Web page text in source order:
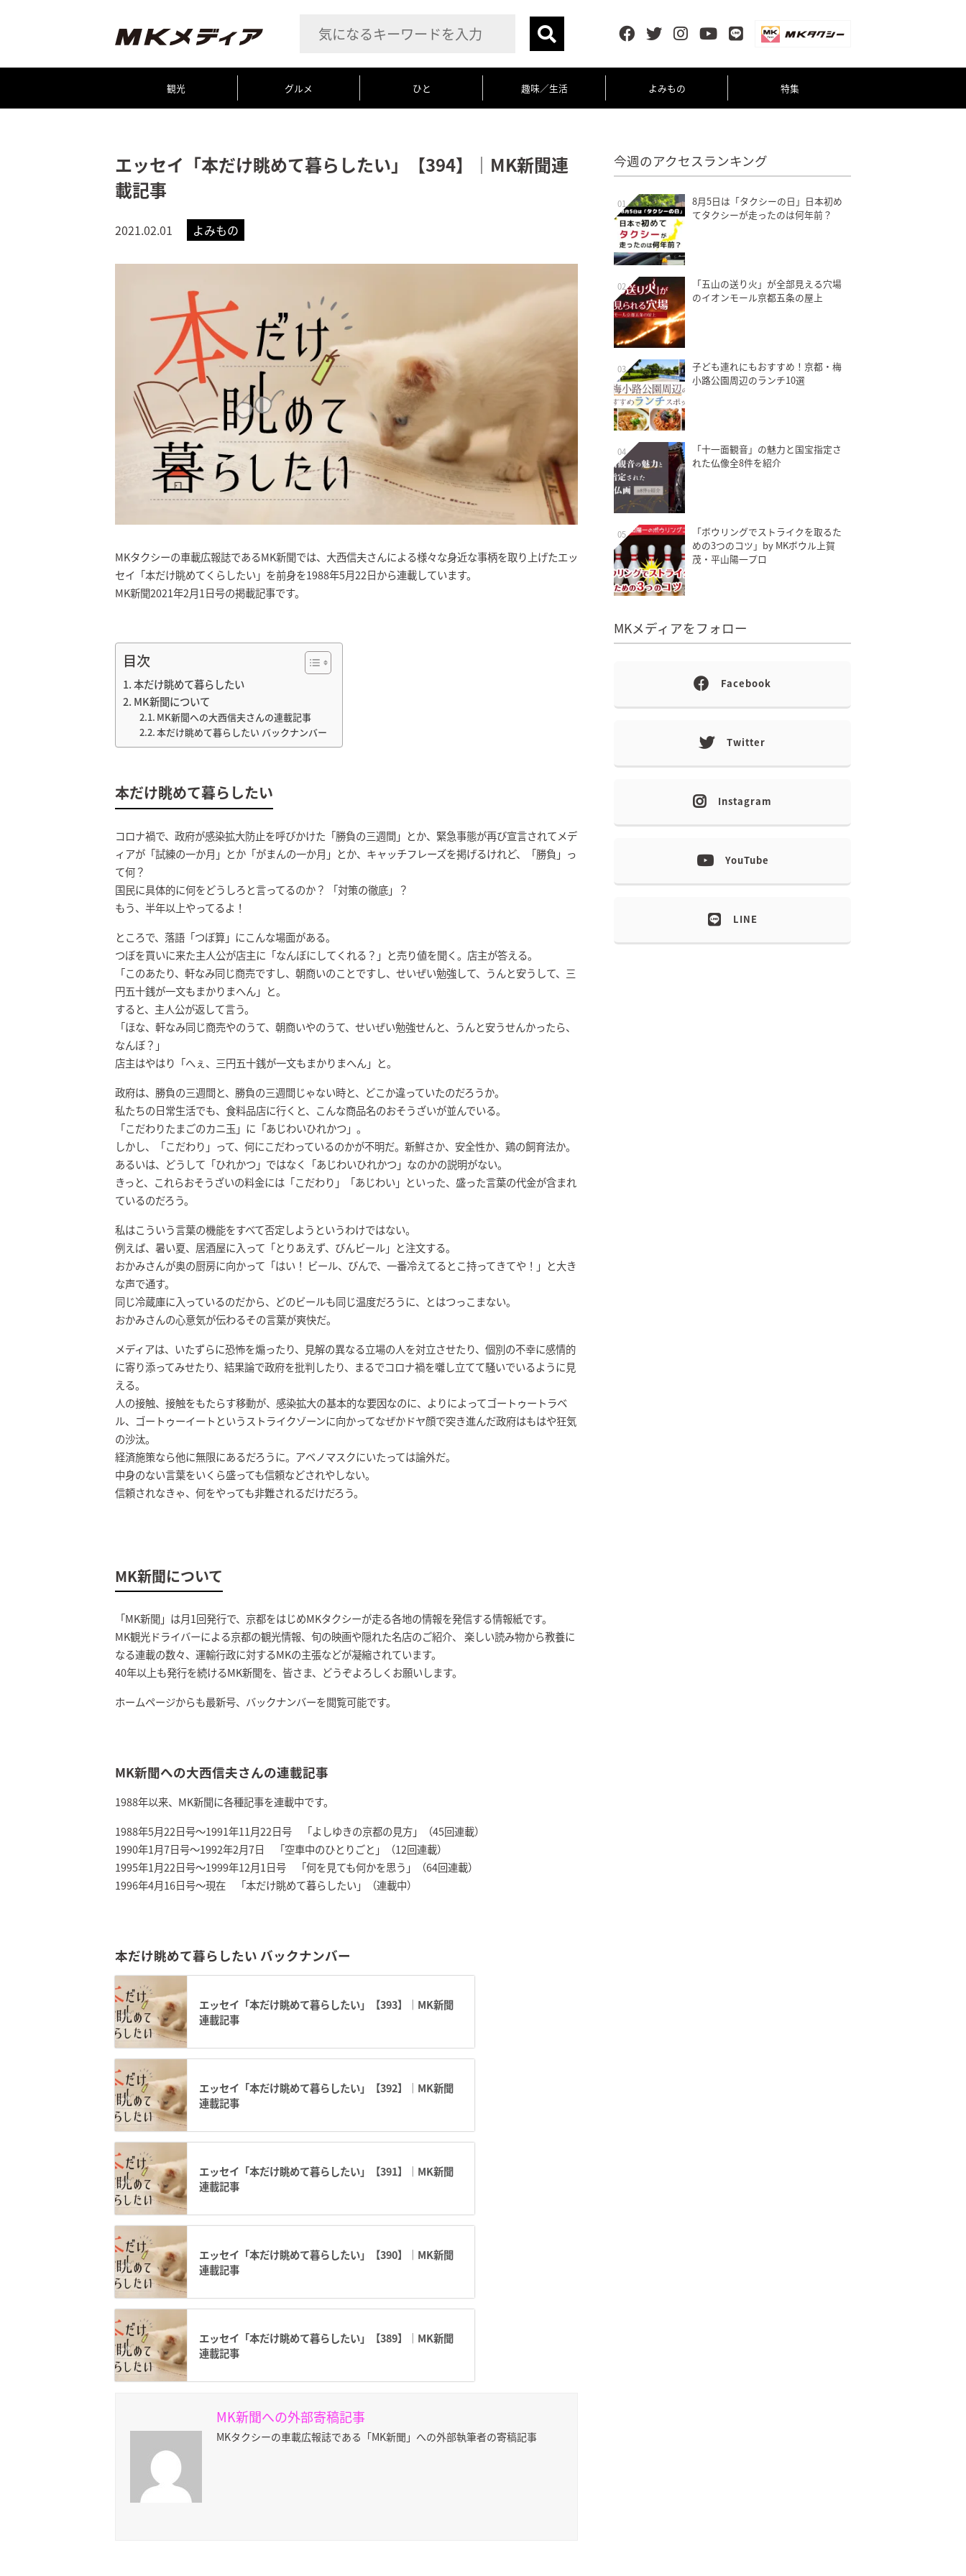
観光 グルメ ひと 趣味／生活 よみもの 特集
エッセイ「本だけ眺めて暮らしたい」【394】｜MK新聞連
載記事
2021.02.01 よみもの
MKタクシーの車載広報誌であるMK新聞では、大西信夫さんによる様々な身近な事柄を取り上げたエッ
セイ「本だけ眺めてくらしたい」を前身を1988年5月22日から連載しています。
MK新聞2021年2月1日号の掲載記事です。
目次
本だけ眺めて暮らしたい
MK新聞について
MK新聞への大西信夫さんの連載記事
本だけ眺めて暮らしたい バックナンバー
本だけ眺めて暮らしたい
コロナ禍で、政府が感染拡大防止を呼びかけた「勝負の三週間」とか、緊急事態が再び宣言されてメデ
ィアが「試練の一か月」とか「がまんの一か月」とか、キャッチフレーズを掲げるけれど、「勝負」っ
て何？
国民に具体的に何をどうしろと言ってるのか？ 「対策の徹底」？
もう、半年以上やってるよ！
ところで、落語「つぼ算」にこんな場面がある。
つぼを買いに来た主人公が店主に「なんぼにしてくれる？」と売り値を聞く。店主が答える。
「このあたり、軒なみ同じ商売ですし、朝商いのことですし、せいぜい勉強して、うんと安うして、三
円五十銭が一文もまかりまへん」と。
すると、主人公が返して言う。
「ほな、軒なみ同じ商売やのうて、朝商いやのうて、せいぜい勉強せんと、うんと安うせんかったら、
なんぼ？」
店主はやはり「へぇ、三円五十銭が一文もまかりまへん」と。
政府は、勝負の三週間と、勝負の三週間じゃない時と、どこか違っていたのだろうか。
私たちの日常生活でも、食料品店に行くと、こんな商品名のおそうざいが並んでいる。
「こだわりたまごのカニ玉」に「あじわいひれかつ」。
しかし、「こだわり」って、何にこだわっているのかが不明だ。新鮮さか、安全性か、鶏の飼育法か。
あるいは、どうして「ひれかつ」ではなく「あじわいひれかつ」なのかの説明がない。
きっと、これらおそうざいの料金には「こだわり」「あじわい」といった、盛った言葉の代金が含まれ
ているのだろう。
私はこういう言葉の機能をすべて否定しようというわけではない。
例えば、暑い夏、居酒屋に入って「とりあえず、びんビール」と注文する。
おかみさんが奥の厨房に向かって「はい！ ビール、びんで、一番冷えてるとこ持ってきてや！」と大き
な声で通す。
同じ冷蔵庫に入っているのだから、どのビールも同じ温度だろうに、とはつっこまない。
おかみさんの心意気が伝わるその言葉が爽快だ。
メディアは、いたずらに恐怖を煽ったり、見解の異なる立場の人を対立させたり、個別の不幸に感情的
に寄り添ってみせたり、結果論で政府を批判したり、まるでコロナ禍を囃し立てて騒いでいるように見
える。
人の接触、接触をもたらす移動が、感染拡大の基本的な要因なのに、よりによってゴートゥートラベ
ル、ゴートゥーイートというストライクゾーンに向かってなぜかドヤ顔で突き進んだ政府はもはや狂気
の沙汰。
経済施策なら他に無限にあるだろうに。アベノマスクにいたっては論外だ。
中身のない言葉をいくら盛っても信頼などされやしない。
信頼されなきゃ、何をやっても非難されるだけだろう。
MK新聞について
「MK新聞」は月1回発行で、京都をはじめMKタクシーが走る各地の情報を発信する情報紙です。
MK観光ドライバーによる京都の観光情報、旬の映画や隠れた名店のご紹介、 楽しい読み物から教養に
なる連載の数々、運輸行政に対するMKの主張などが凝縮されています。
40年以上も発行を続けるMK新聞を、皆さま、どうぞよろしくお願いします。
ホームページからも最新号、バックナンバーを閲覧可能です。
MK新聞への大西信夫さんの連載記事
1988年以来、MK新聞に各種記事を連載中です。
1988年5月22日号～1991年11月22日号 「よしゆきの京都の見方」（45回連載）
1990年1月7日号～1992年2月7日 「空車中のひとりごと」（12回連載）
1995年1月22日号～1999年12月1日号 「何を見ても何かを思う」（64回連載）
1996年4月16日号～現在 「本だけ眺めて暮らしたい」（連載中）
本だけ眺めて暮らしたい バックナンバー
エッセイ「本だけ眺めて暮らしたい」【393】｜MK新聞
連載記事
エッセイ「本だけ眺めて暮らしたい」【392】｜MK新聞
連載記事
エッセイ「本だけ眺めて暮らしたい」【391】｜MK新聞
連載記事
エッセイ「本だけ眺めて暮らしたい」【390】｜MK新聞
連載記事
エッセイ「本だけ眺めて暮らしたい」【389】｜MK新聞
連載記事
MK新聞への外部寄稿記事
MKタクシーの車載広報誌である「MK新聞」への外部執筆者の寄稿記事
今週のアクセスランキング
01
8月5日は「タクシーの日」日本初め
てタクシーが走ったのは何年前？
02
「五山の送り火」が全部見える穴場
のイオンモール京都五条の屋上
03
子ども連れにもおすすめ！京都・梅
小路公園周辺のランチ10選
04
「十一面観音」の魅力と国宝指定さ
れた仏像全8件を紹介
05
「ボウリングでストライクを取るた
めの3つのコツ」by MKボウル上賀
茂・平山陽一プロ
MKメディアをフォロー
Facebook
Twitter
Instagram
YouTube
LINE